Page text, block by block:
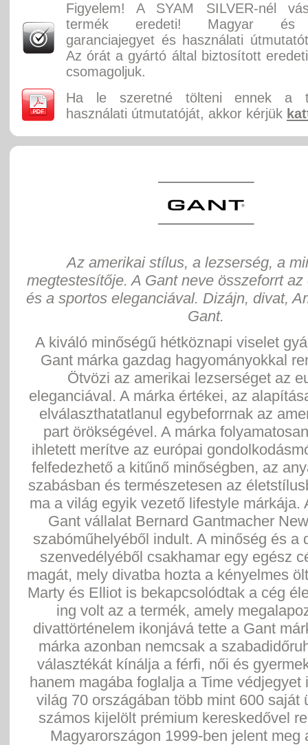
Figyelem! A SYAM SILVER-nél
termék eredeti! Magyar és
garanciajegyet és használati
Az órát a gyártó által biztosított
csomagoljuk.
Ha le szeretné tölteni ennek a
használati útmutatóját, akkor kérjük
Az amerikai stílus, a lezserség, a
megtestesítője. A Gant neve összeforrt
és a sportos eleganciával. Dizájn, divat,
Gant.
A kiváló minőségű hétköznapi viselet
Gant márka gazdag hagyományokkal
Ötvözi az amerikai lezserséget az
eleganciával. A márka értékei, az
elválaszthatatlanul egybeforrnak az
part örökségével. A márka
ihletett merítve az európai
felfedezhető a kitűnő minőségben, az
szabásban és természetesen az
ma a világ egyik vezető lifestyle márkája.
Gant vállalat Bernard Gantmacher
szabóműhelyéből indult. A minőség és a
szenvedélyéből csakhamar egy egész
magát, mely divatba hozta a kényelmes
Marty és Elliot is bekapcsolódtak a cég
ing volt az a termék, amely
divattörténelem ikonjává tette a Gant
márka azonban nemcsak a
választékát kínálja a férfi, női és
hanem magába foglalja a Time védjegyet
világ 70 országában több mint 600 saját
számos kijelölt prémium kereskedővel
Magyarországon 1999-ben jelent meg